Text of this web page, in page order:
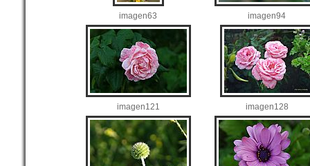
imagen63 imagen94
imagen121 imagen128